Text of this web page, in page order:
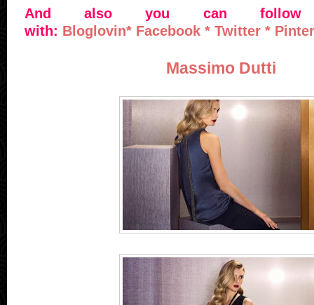
And also you can
with: Bloglovin* Facebook * Twitter *
Massimo Dutti